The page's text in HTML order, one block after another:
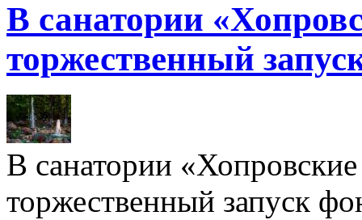
В санатории
торжественный
В санатории «Хопровские
торжественный запуск